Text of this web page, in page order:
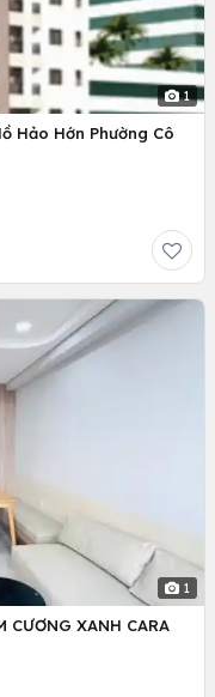
1
Hảo Hớn Phường Cô
1
CƯƠNG XANH CARA